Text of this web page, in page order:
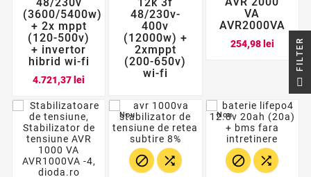
(3600/5400w)
+ 2x mppt
(120-500v)
+ invertor
hibrid wi-fi
4.721,37 lei
48/230v-
400v
(12000w) +
2xmppt
(200-650v)
wi-fi
VA
AVR2000VA
254,98 leiPret
Nou
 
Nou
 
R